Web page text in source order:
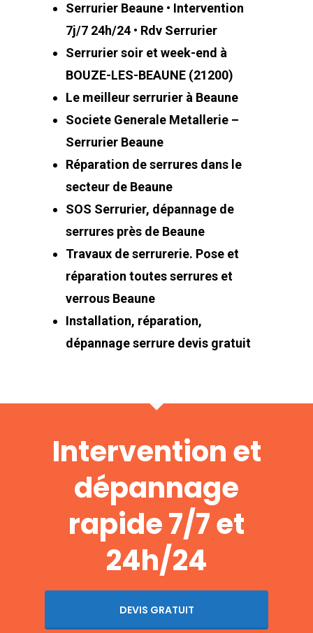
Serrurier Beaune • Intervention
7j/7 24h/24 • Rdv Serrurier
Serrurier soir et week-end à
BOUZE-LES-BEAUNE (21200)
Le meilleur serrurier à Beaune
Societe Generale Metallerie –
Serrurier Beaune
Réparation de serrures dans le
secteur de Beaune
SOS Serrurier, dépannage de
serrures près de Beaune
Travaux de serrurerie. Pose et
réparation toutes serrures et
verrous Beaune
Installation, réparation,
dépannage serrure devis gratuit
Intervention et
dépannage
rapide 7/7 et
24h/24
DEVIS GRATUIT